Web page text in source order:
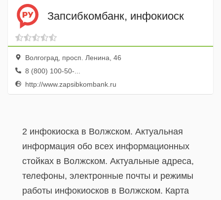
Запсибкомбанк, инфокиоск
Волгоград, просп. Ленина, 46
8 (800) 100-50-...
http://www.zapsibkombank.ru
2 инфокиоска в Волжском. Актуальная
информация обо всех информационных
стойках в Волжском. Актуальные адреса,
телефоны, электронные почты и режимы
работы инфокиосков в Волжском. Карта